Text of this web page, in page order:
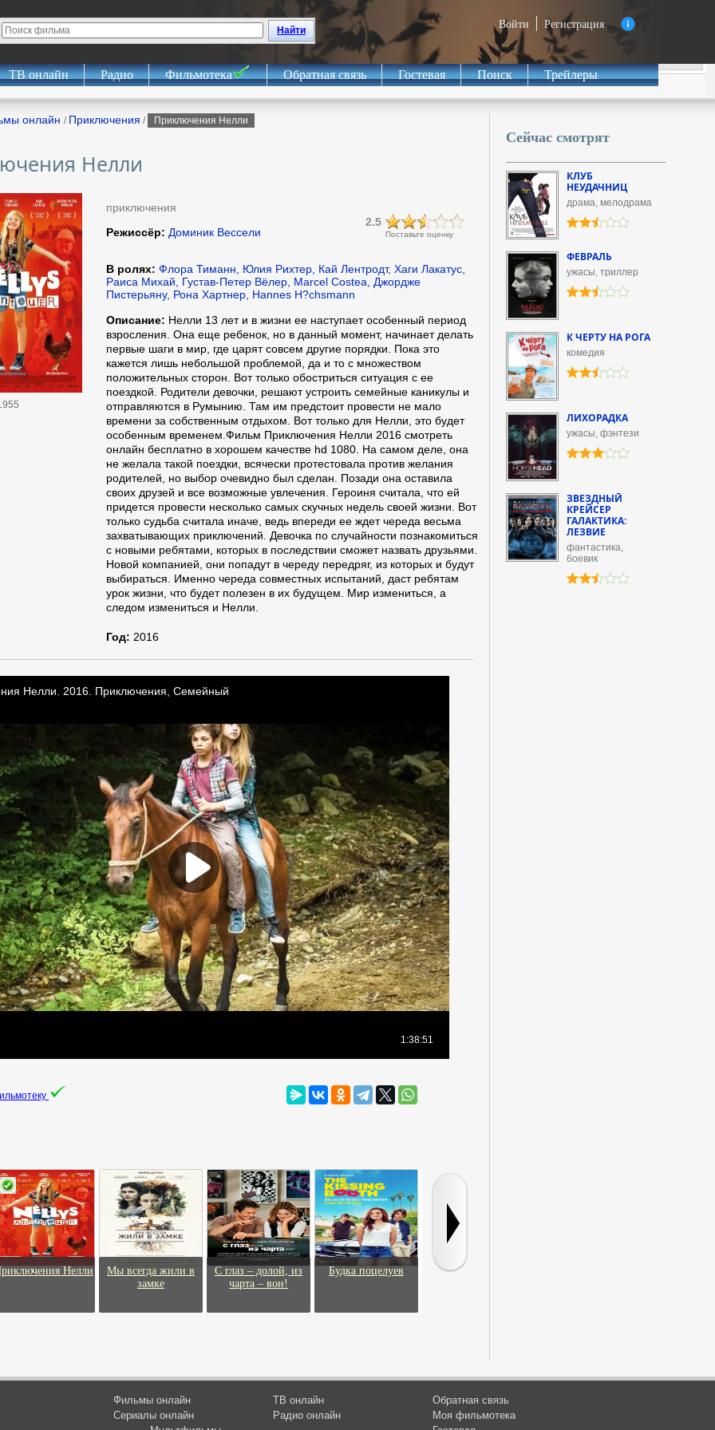
Войти Регистрация
Найти
ТВ онлайн Радио Фильмотека Обратная связь Гостевая Поиск Трейлеры
онлайн / Приключения / Приключения Нелли
Нелли
приключения
Поставьте оценку
2.5
Режиссёр: Доминик Вессели
В ролях: Флора Тиманн, Юлия Рихтер, Кай Лентродт, Хаги Лакатус,
Раиса Михай, Густав-Петер Вёлер, Marcel Costea, Джордже
Пистерьяну, Рона Хартнер, Hannes H?chsmann
Описание: Нелли 13 лет и в жизни ее наступает особенный период
взросления. Она еще ребенок, но в данный момент, начинает делать
первые шаги в мир, где царят совсем другие порядки. Пока это
кажется лишь небольшой проблемой, да и то с множеством
положительных сторон. Вот только обостриться ситуация с ее
поездкой. Родители девочки, решают устроить семейные каникулы и
отправляются в Румынию. Там им предстоит провести не мало
времени за собственным отдыхом. Вот только для Нелли, это будет
особенным временем.Фильм Приключения Нелли 2016 смотреть
онлайн бесплатно в хорошем качестве hd 1080. На самом деле, она
не желала такой поездки, всячески протестовала против желания
родителей, но выбор очевидно был сделан. Позади она оставила
своих друзей и все возможные увлечения. Героиня считала, что ей
придется провести несколько самых скучных недель своей жизни. Вот
только судьба считала иначе, ведь впереди ее ждет череда весьма
захватывающих приключений. Девочка по случайности познакомиться
с новыми ребятами, которых в последствии сможет назвать друзьями.
Новой компанией, они попадут в череду передряг, из которых и будут
выбираться. Именно череда совместных испытаний, даст ребятам
урок жизни, что будет полезен в их будущем. Мир измениться, а
следом измениться и Нелли.
Год: 2016
Нелли
Мы всегда жили в
замке
С глаз – долой, из
чарта – вон!
Будка поцелуев
Ярость и
Сейчас смотрят
КЛУБ
НЕУДАЧНИЦ
драма, мелодрама
ФЕВРАЛЬ
ужасы, триллер
К ЧЕРТУ НА РОГА
комедия
ЛИХОРАДКА
ужасы, фэнтези
ЗВЕЗДНЫЙ
КРЕЙСЕР
ГАЛАКТИКА:
ЛЕЗВИЕ
фантастика,
боевик
Обратная связь
Моя фильмотека
ТВ онлайн
Радио онлайн
Фильмы онлайн
Сериалы онлайн